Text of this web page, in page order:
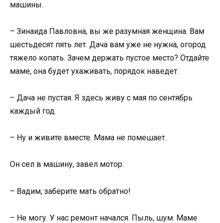
машины.
– Зинаида Павловна, вы же разумная женщина. Вам
шестьдесят пять лет. Дача вам уже не нужна, огород
тяжело копать. Зачем держать пустое место? Отдайте
маме, она будет ухаживать, порядок наведет.
– Дача не пустая. Я здесь живу с мая по сентябрь
каждый год.
– Ну и живите вместе. Мама не помешает.
Он сел в машину, завел мотор.
– Вадим, заберите мать обратно!
– Не могу. У нас ремонт начался. Пыль, шум. Маме